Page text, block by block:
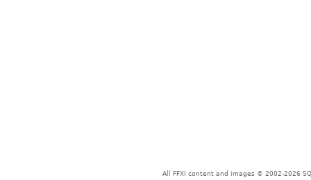
All FFXI content and images © 2002-2026